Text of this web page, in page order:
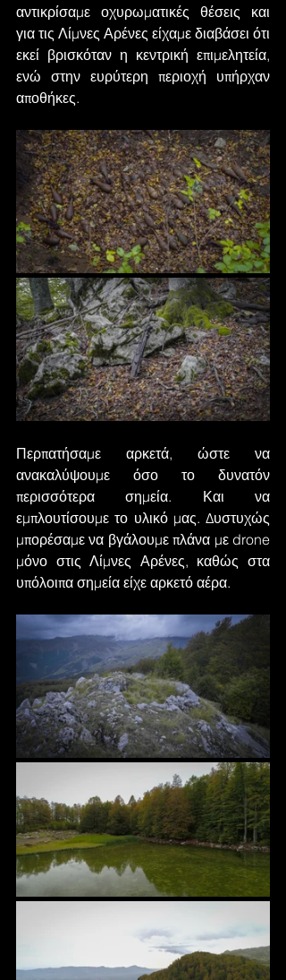
αντικρίσαμε οχυρωματικές θέσεις και
για τις Λίμνες Αρένες είχαμε διαβάσει ότι
εκεί βρισκόταν η κεντρική επιμελητεία,
ενώ στην ευρύτερη περιοχή υπήρχαν
αποθήκες.
Περπατήσαμε αρκετά, ώστε να
ανακαλύψουμε όσο το δυνατόν
περισσότερα σημεία. Και να
εμπλουτίσουμε το υλικό μας. Δυστυχώς
μπορέσαμε να βγάλουμε πλάνα με drone
μόνο στις Λίμνες Αρένες, καθώς στα
υπόλοιπα σημεία είχε αρκετό αέρα.